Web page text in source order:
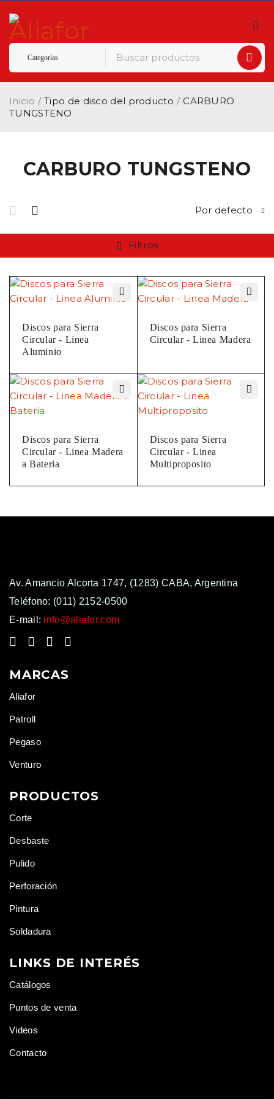
CARBURO TUNGSTENO
Inicio / Tipo de disco del producto / CARBURO
TUNGSTENO
Por defecto
Filtros
Discos para Sierra
Circular - Linea
Aluminio
Discos para Sierra
Circular - Linea Madera
Discos para Sierra
Circular - Linea Madera
a Bateria
Discos para Sierra
Circular - Linea
Multiproposito
Av. Amancio Alcorta 1747, (1283) CABA, Argentina
Teléfono: (011) 2152-0500
E-mail: info@aliafor.com
MARCAS
Aliafor
Patroll
Pegaso
Venturo
PRODUCTOS
Corte
Desbaste
Pulido
Perforación
Pintura
Soldadura
LINKS DE INTERÉS
Catálogos
Puntos de venta
Videos
Contacto